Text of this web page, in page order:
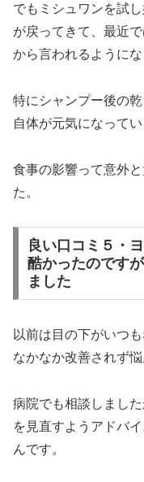
でもミシュワンを試
が戻ってきて、最近
から言われるようにな
特にシャンプー後の
自体が元気になって
食事の影響って意外
た。
良い口コミ５・
酷かったのです
ました
以前は目の下がいつ
なかなか改善されず悩
病院でも相談しまし
を見直すようアドバ
んです。